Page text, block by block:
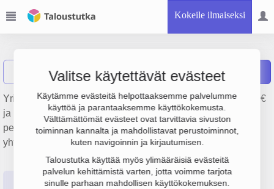
Kokeile ilmaiseksi
Valitse käytettävät evästeet
Käytämme evästeitä helpottaaksemme palvelumme
käyttöä ja parantaaksemme käyttökokemusta.
Välttämättömät evästeet ovat tarvittavia sivuston
toiminnan kannalta ja mahdollistavat perustoiminnot,
kuten navigoinnin ja kirjautumisen.
Taloustutka käyttää myös ylimääräisiä evästeitä
palvelun kehittämistä varten, jotta voimme tarjota
sinulle parhaan mahdollisen käyttökokemuksen.
Näytä haku M M.Värtö Oy Raportit
Yrityksen M.Värtö Oy liikevaihto on 621 000 €, tulos 25 000 €
ja henkilöstömäärä 3. Sen päätoimiala on Lasitus,
perustamisvuosi 2008 ja sijainti Lappeenranta. Yrityksen
yhtiömuoto Osakeyhtiö (OY).
Perustiedot Tilinpäätösluvut Päättäjätiedot